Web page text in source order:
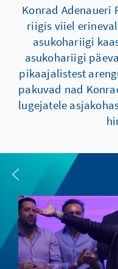
Konrad Adenaueri
riigis viiel
asukohariigi
asukohariigi
pikaajalistest
pakuvad nad
lugejatele